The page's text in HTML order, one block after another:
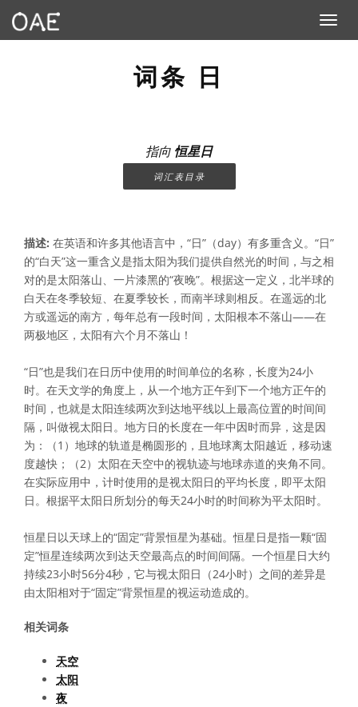
Toggle
词条 日
指向 恒星日
词汇表目录
描述: 在英语和许多其他语言中，“日”（day）有多重含义。“日”
的“白天”这一重含义是指太阳为我们提供自然光的时间，与之相
对的是太阳落山、一片漆黑的“夜晚”。根据这一定义，北半球的
白天在冬季较短、在夏季较长，而南半球则相反。在遥远的北
方或遥远的南方，每年总有一段时间，太阳根本不落山——在
两极地区，太阳有六个月不落山！
“日”也是我们在日历中使用的时间单位的名称，长度为24小
时。在天文学的角度上，从一个地方正午到下一个地方正午的
时间，也就是太阳连续两次到达地平线以上最高位置的时间间
隔，叫做视太阳日。地方日的长度在一年中因时而异，这是因
为：（1）地球的轨道是椭圆形的，且地球离太阳越近，移动速
度越快；（2）太阳在天空中的视轨迹与地球赤道的夹角不同。
在实际应用中，计时使用的是视太阳日的平均长度，即平太阳
日。根据平太阳日所划分的每天24小时的时间称为平太阳时。
恒星日以天球上的“固定”背景恒星为基础。恒星日是指一颗“固
定”恒星连续两次到达天空最高点的时间间隔。一个恒星日大约
持续23小时56分4秒，它与视太阳日（24小时）之间的差异是
由太阳相对于“固定”背景恒星的视运动造成的。
相关词条
天空
太阳
夜